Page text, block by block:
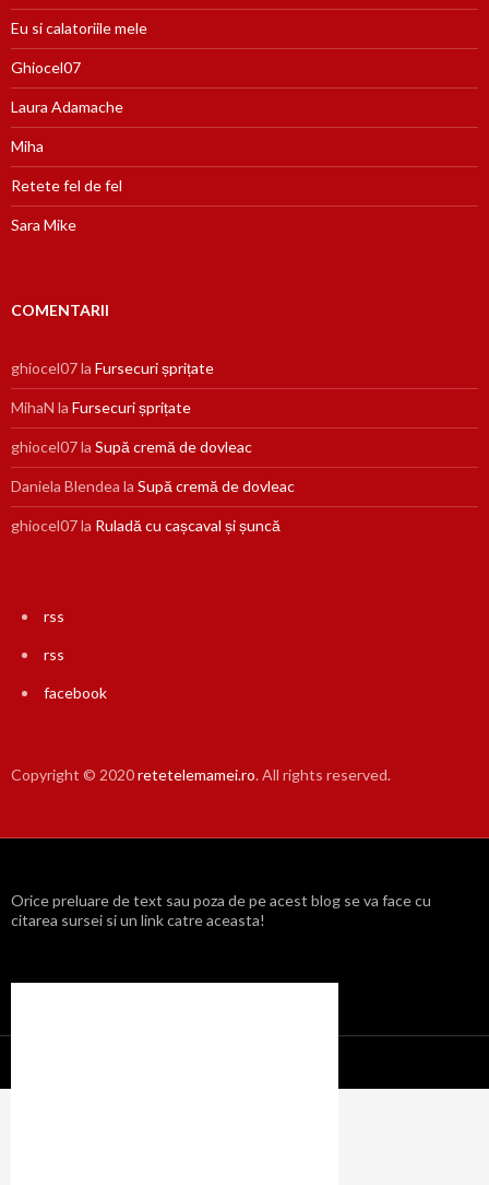
Eu si calatoriile mele
Ghiocel07
Laura Adamache
Miha
Retete fel de fel
Sara Mike
COMENTARII
ghiocel07la Fursecuri șprițate
MihaN la Fursecuri șprițate
ghiocel07la Supă cremă de dovleac
Daniela Blendea la Supă cremă de dovleac
ghiocel07la Ruladă cu cașcaval și șuncă
rss
rss
facebook
Copyright © 2020retetelemamei.ro. All rights reserved.
Orice preluare de text sau poza de pe acest blog se va face cu
citarea sursei si un link catre aceasta!